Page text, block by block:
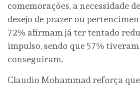
comemorações, a necessidade
desejo de prazer ou
72% afirmam já ter tentado
impulso, sendo que 57% tiveram
conseguiram.
Claudio Mohammad reforça